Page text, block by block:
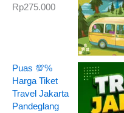
Rp275.000
Puas 💯%
Harga Tiket
Travel Jakarta
Pandeglang